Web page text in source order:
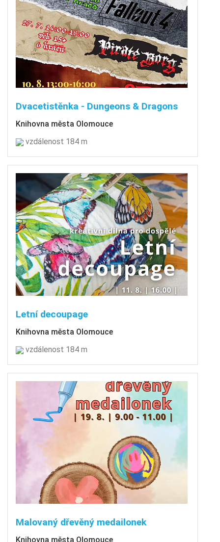
Dvacetistěnka - Dungeons & Dragons
Knihovna města Olomouce
vzdálenost 184 m
Letní decoupage
Knihovna města Olomouce
vzdálenost 184 m
Malovaný dřevěný medailonek
Knihovna města Olomouce